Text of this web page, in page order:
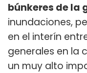
búnkeres de la
inundaciones,
en el interín
generales en la
un muy alto